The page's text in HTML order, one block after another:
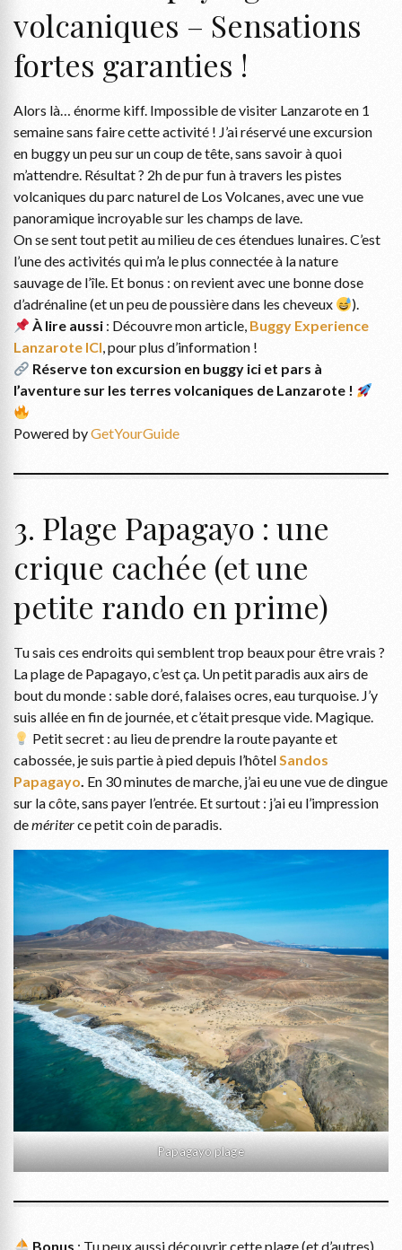
volcaniques – Sensations
fortes garanties !
Alors là… énorme kiff. Impossible de visiter Lanzarote en 1
semaine sans faire cette activité ! J’ai réservé une excursion
en buggy un peu sur un coup de tête, sans savoir à quoi
m’attendre. Résultat ? 2h de pur fun à travers les pistes
volcaniques du parc naturel de Los Volcanes, avec une vue
panoramique incroyable sur les champs de lave.
On se sent tout petit au milieu de ces étendues lunaires. C’est
l’une des activités qui m’a le plus connectée à la nature
sauvage de l’île. Et bonus : on revient avec une bonne dose
d’adrénaline (et un peu de poussière dans les cheveux
).
À lire aussi : Découvre mon article, Buggy Experience
Lanzarote ICI, pour plus d’information !
Réserve ton excursion en buggy ici et pars à
l’aventure sur les terres volcaniques de Lanzarote !
Powered byGetYourGuide
3. Plage Papagayo : une
crique cachée (et une
petite rando en prime)
Tu sais ces endroits qui semblent trop beaux pour être vrais ?
La plage de Papagayo, c’est ça. Un petit paradis aux airs de
bout du monde : sable doré, falaises ocres, eau turquoise. J’y
suis allée en fin de journée, et c’était presque vide. Magique.
Petit secret : au lieu de prendre la route payante et
cabossée, je suis partie à pied depuis l’hôtelSandos
Papagayo. En 30 minutes de marche, j’ai eu une vue de dingue
sur la côte, sans payer l’entrée. Et surtout : j’ai eu l’impression
demériterce petit coin de paradis.
Papagayo plage
Bonus : Tu peux aussi découvrir cette plage (et d’autres)